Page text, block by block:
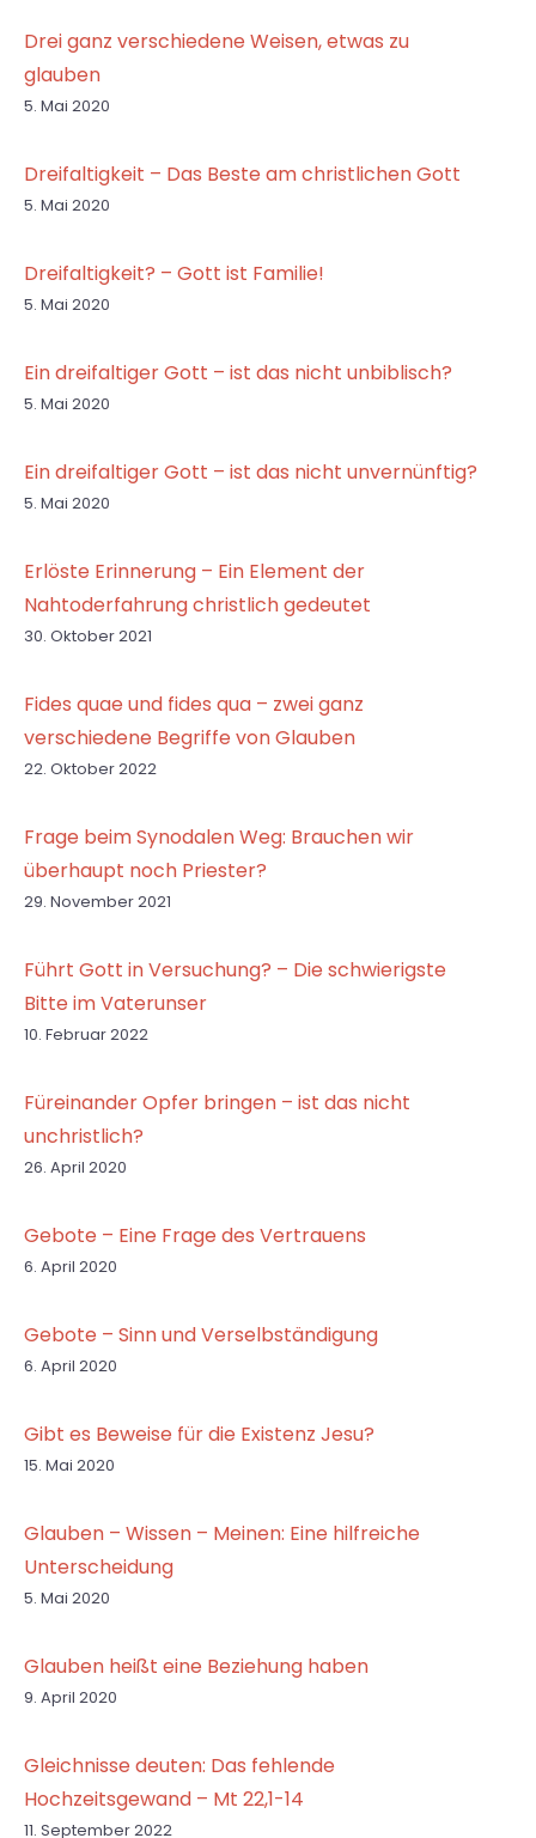
Drei ganz verschiedene Weisen, etwas zu
glauben
5. Mai 2020
Dreifaltigkeit – Das Beste am christlichen Gott
5. Mai 2020
Dreifaltigkeit? – Gott ist Familie!
5. Mai 2020
Ein dreifaltiger Gott – ist das nicht unbiblisch?
5. Mai 2020
Ein dreifaltiger Gott – ist das nicht unvernünftig?
5. Mai 2020
Erlöste Erinnerung – Ein Element der
Nahtoderfahrung christlich gedeutet
30. Oktober 2021
Fides quae und fides qua – zwei ganz
verschiedene Begriffe von Glauben
22. Oktober 2022
Frage beim Synodalen Weg: Brauchen wir
überhaupt noch Priester?
29. November 2021
Führt Gott in Versuchung? – Die schwierigste
Bitte im Vaterunser
10. Februar 2022
Füreinander Opfer bringen – ist das nicht
unchristlich?
26. April 2020
Gebote – Eine Frage des Vertrauens
6. April 2020
Gebote – Sinn und Verselbständigung
6. April 2020
Gibt es Beweise für die Existenz Jesu?
15. Mai 2020
Glauben – Wissen – Meinen: Eine hilfreiche
Unterscheidung
5. Mai 2020
Glauben heißt eine Beziehung haben
9. April 2020
Gleichnisse deuten: Das fehlende
Hochzeitsgewand – Mt 22,1-14
11. September 2022